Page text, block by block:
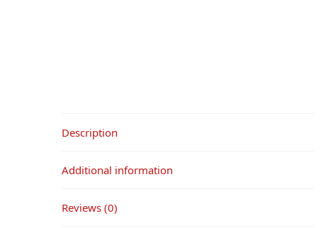
Description
Additional information
Reviews (0)